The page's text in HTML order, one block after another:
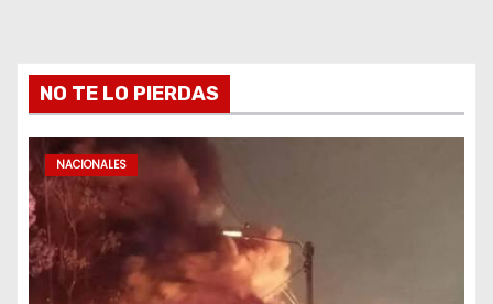
NO TE LO PIERDAS
NACIONALES